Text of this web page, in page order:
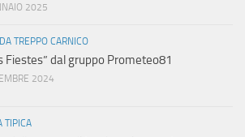
2025
TREPPO CARNICO
Fiestes” dal gruppo Prometeo81
2024
TIPICA